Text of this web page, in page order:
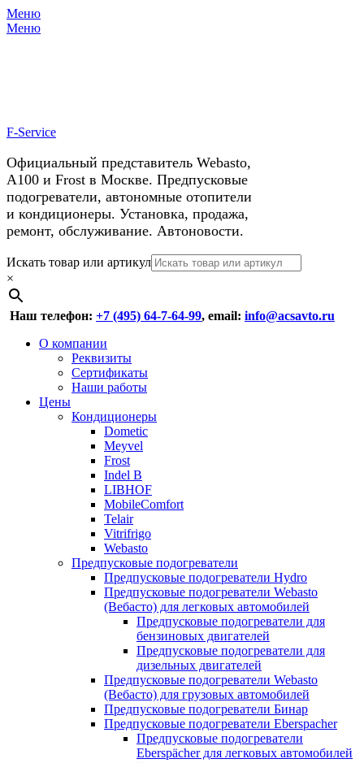
Меню
Меню
F-Service
Официальный представитель Webasto,
А100 и Frost в Москве. Предпусковые
подогреватели, автономные отопители
и кондиционеры. Установка, продажа,
ремонт, обслуживание. Автоновости.
Header
Right
Menu
Перейти
к
содержимому
Искать товар или артикул
×
Наш телефон: +7 (495) 64-7-64-99, email: info@acsavto.ru
Основное
Перейти
содержимому
О компании
Реквизиты
Сертификаты
Наши работы
Цены
Кондиционеры
Dometic
Meyvel
Frost
Indel B
LIBHOF
MobileComfort
Telair
Vitrifrigo
Webasto
Предпусковые подогреватели
Предпусковые подогреватели Hydro
Предпусковые подогреватели Webasto
(Вебасто) для легковых автомобилей
Предпусковые подогреватели для
бензиновых двигателей
Предпусковые подогреватели для
дизельных двигателей
Предпусковые подогреватели Webasto
(Вебасто) для грузовых автомобилей
Предпусковые подогреватели Бинар
Предпусковые подогреватели Eberspacher
Предпусковые подогреватели
Eberspächer для легковых автомобилей
У нас космические скидки на